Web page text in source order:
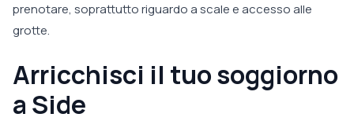
prenotare, soprattutto riguardo a scale e accesso alle
grotte.
Arricchisci il tuo soggiorno
a Side